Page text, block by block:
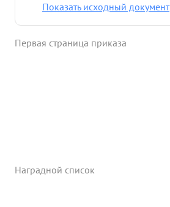
Показать исходный документ
Первая страница приказа
Наградной список